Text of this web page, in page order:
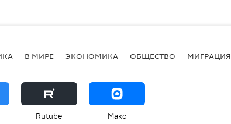
В МИРЕ ЭКОНОМИКА ОБЩЕСТВО МИГРАЦИЯ
Rutube Макс